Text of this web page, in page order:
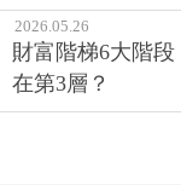
2026.05.26
財富階梯6大階
在第3層？